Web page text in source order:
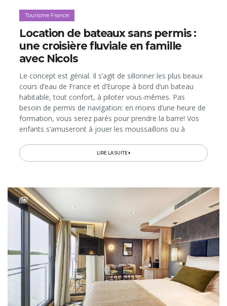
Tourisme France
Location de bateaux sans permis :
une croisière fluviale en famille
avec Nicols
Le concept est génial. Il s’agit de sillonner les plus beaux
cours d’eau de France et d’Europe à bord d’un bateau
habitable, tout confort, à piloter vous-mêmes. Pas
besoin de permis de navigation: en moins d’une heure de
formation, vous serez parés pour prendre la barre! Vos
enfants s’amuseront à jouer les moussaillons ou à
propose...
LIRE LA SUITE